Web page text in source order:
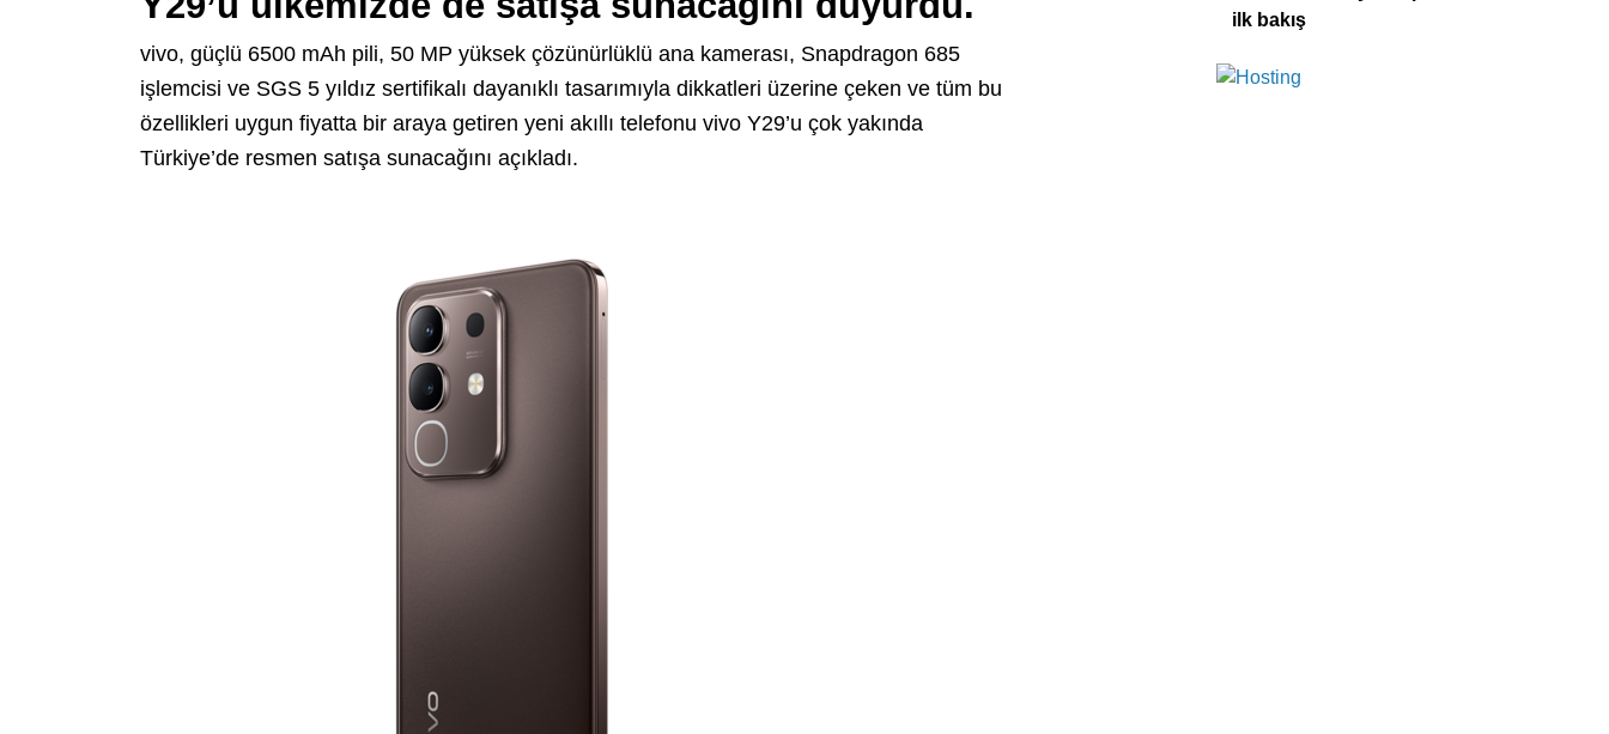
vivo, güçlü 6500 mAh pili, 50 MP yüksek çözünürlüklü ana kamerası, Snapdragon 685
işlemcisi ve SGS 5 yıldız sertifikalı dayanıklı tasarımıyla dikkatleri üzerine çeken ve tüm bu
özellikleri uygun fiyatta bir araya getiren yeni akıllı telefonu vivo Y29’u çok yakında
Türkiye’de resmen satışa sunacağını açıkladı.
ilk bakış